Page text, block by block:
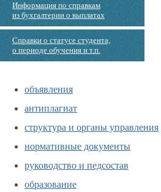
Информация по справкам
из бухгалтерии о выплатах
Справки о статусе студента,
о периоде обучения и т.п.
объявления
антиплагиат
структура и органы управления
нормативные документы
руководство и педсостав
образование